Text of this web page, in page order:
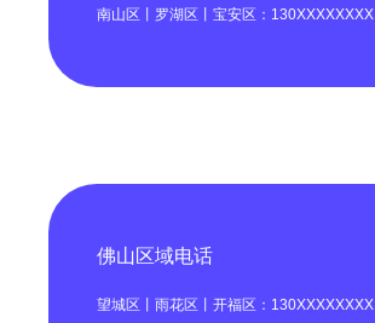
南山区丨罗湖区丨宝安区：130XXXXXXXX
佛山区域电话
望城区丨雨花区丨开福区：130XXXXXXXX